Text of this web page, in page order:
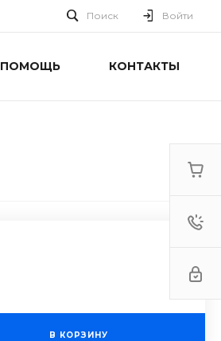
Поиск Войти
ПОМОЩЬ КОНТАКТЫ
В КОРЗИНУ